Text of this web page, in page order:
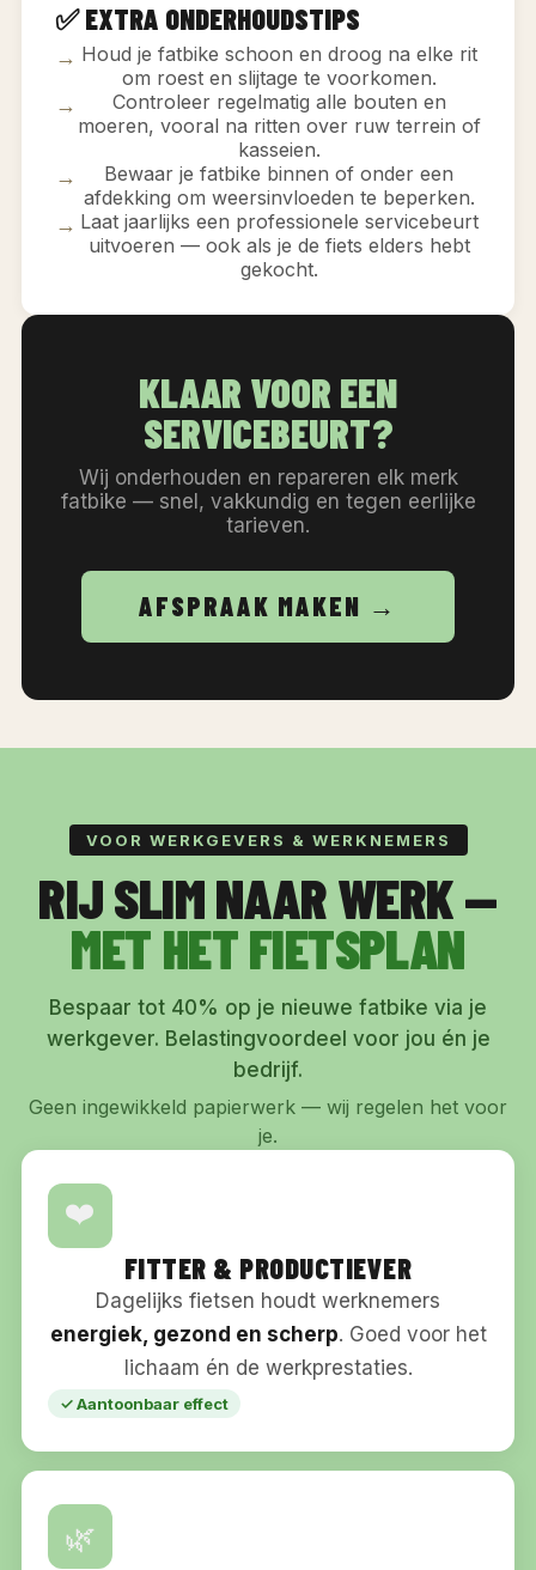
✅ EXTRA ONDERHOUDSTIPS
→ Houd je fatbike schoon en droog na elke rit
om roest en slijtage te voorkomen.
→
Controleer regelmatig alle bouten en
moeren, vooral na ritten over ruw terrein of
kasseien.
→
Bewaar je fatbike binnen of onder een
afdekking om weersinvloeden te beperken.
→ Laat jaarlijks een professionele servicebeurt
uitvoeren — ook als je de fiets elders hebt
gekocht.
KLAAR VOOR EEN
SERVICEBEURT?
Wij onderhouden en repareren elk merk
fatbike — snel, vakkundig en tegen eerlijke
tarieven.
AFSPRAAK MAKEN →
VOOR WERKGEVERS & WERKNEMERS
RIJ SLIM NAAR WERK —
MET HET FIETSPLAN
Bespaar tot 40% op je nieuwe fatbike via je
werkgever. Belastingvoordeel voor jou én je
bedrijf.
Geen ingewikkeld papierwerk — wij regelen het voor
je.
❤️
FITTER & PRODUCTIEVER
Dagelijks fietsen houdt werknemers
energiek, gezond en scherp. Goed voor het
lichaam én de werkprestaties.
✓ Aantoonbaar effect
🌿